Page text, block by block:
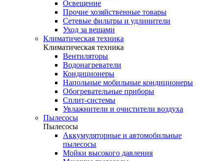
Освещение
Прочие хозяйственные товары
Сетевые фильтры и удлинители
Уход за вещами
Климатическая техника
Климатическая техника
Вентиляторы
Водонагреватели
Кондиционеры
Напольные мобильные кондиционеры
Обогревательные приборы
Сплит-системы
Увлажнители и очистители воздуха
Пылесосы
Пылесосы
Аккумуляторные и автомобильные
пылесосы
Мойки высокого давления